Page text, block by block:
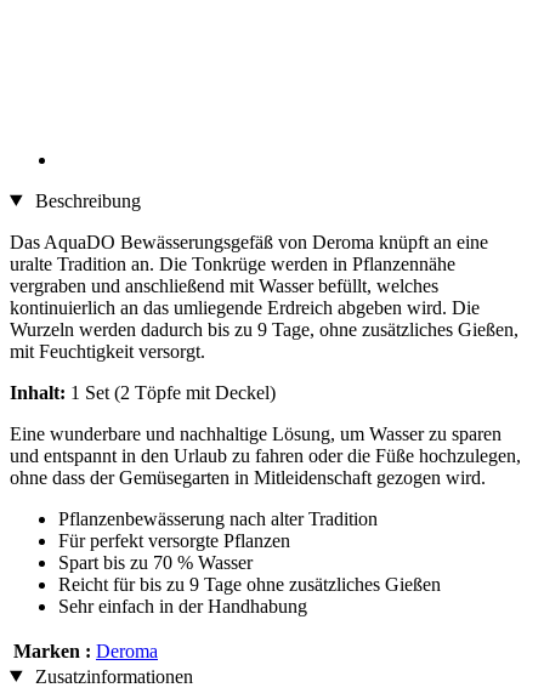
Beschreibung
Das AquaDO Bewässerungsgefäß von Deroma knüpft an eine
uralte Tradition an. Die Tonkrüge werden in Pflanzennähe
vergraben und anschließend mit Wasser befüllt, welches
kontinuierlich an das umliegende Erdreich abgeben wird. Die
Wurzeln werden dadurch bis zu 9 Tage, ohne zusätzliches Gießen,
mit Feuchtigkeit versorgt.
Inhalt: 1 Set (2 Töpfe mit Deckel)
Eine wunderbare und nachhaltige Lösung, um Wasser zu sparen
und entspannt in den Urlaub zu fahren oder die Füße hochzulegen,
ohne dass der Gemüsegarten in Mitleidenschaft gezogen wird.
Pflanzenbewässerung nach alter Tradition
Für perfekt versorgte Pflanzen
Spart bis zu 70 % Wasser
Reicht für bis zu 9 Tage ohne zusätzliches Gießen
Sehr einfach in der Handhabung
Marken : Deroma
Zusatzinformationen